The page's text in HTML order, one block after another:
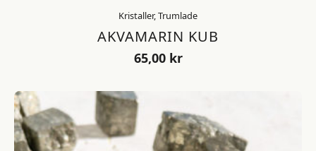
Kristaller, Trumlade
AKVAMARIN KUB
65,00 kr